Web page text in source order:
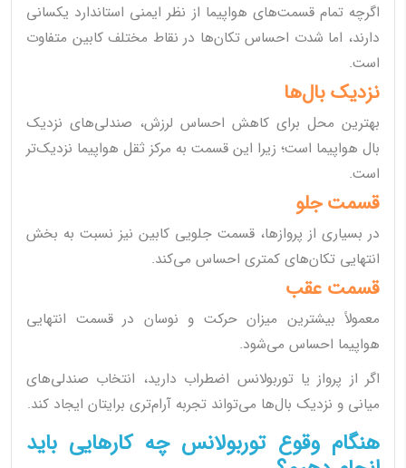
اگرچه تمام قسمت‌های هواپیما از نظر ایمنی استاندارد یکسانی
دارند، اما شدت احساس تکان‌ها در نقاط مختلف کابین متفاوت
است.
نزدیک بال‌ها
بهترین محل برای کاهش احساس لرزش، صندلی‌های نزدیک
بال هواپیما است؛ زیرا این قسمت به مرکز ثقل هواپیما نزدیک‌تر
است.
قسمت جلو
در بسیاری از پروازها، قسمت جلویی کابین نیز نسبت به بخش
انتهایی تکان‌های کمتری احساس می‌کند.
قسمت عقب
معمولاً بیشترین میزان حرکت و نوسان در قسمت انتهایی
هواپیما احساس می‌شود.
اگر از پرواز یا توربولانس اضطراب دارید، انتخاب صندلی‌های
میانی و نزدیک بال‌ها می‌تواند تجربه آرام‌تری برایتان ایجاد کند.
هنگام وقوع توربولانس چه کارهایی باید